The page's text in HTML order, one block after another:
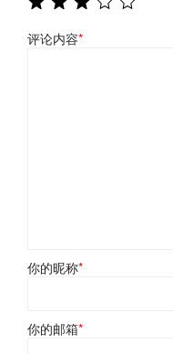
评论内容*
你的昵称*
你的邮箱*